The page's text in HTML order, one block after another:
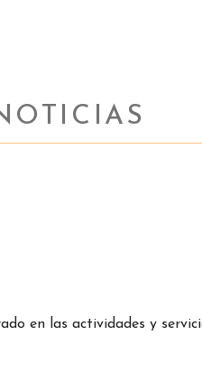
en las actividades y